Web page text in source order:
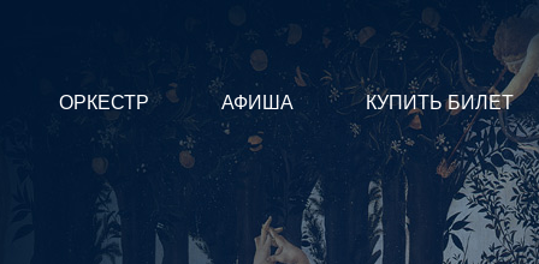
ОРКЕСТР АФИША КУПИТЬ БИЛЕТ